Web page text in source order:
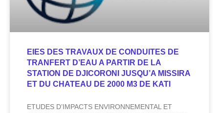
EIES DES TRAVAUX DE CONDUITES DE
TRANFERT D’EAU A PARTIR DE LA
STATION DE DJICORONI JUSQU’A MISSIRA
ET DU CHATEAU DE 2000 M3 DE KATI
ETUDES D’IMPACTS ENVIRONNEMENTAL ET